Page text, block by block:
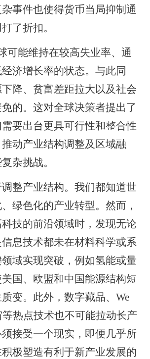
事件也使得货币当局抑制通
了折扣。
可能维持在较高失业率、通
济增长率的状态。与此同
降、贫富差距拉大以及社会
的。这对全球决策者提出了
要出台更具可行性和整合性
动产业结构调整及区域融
杂挑战。
整产业结构。我们都知道世
绿色化的产业转型。然而，
技的前沿领域时，发现无论
息技术都未在材料科学或系
域实现突破，例如氢能或量
国、欧盟和中国能源结构短
变。此外，数字藏品、We
热点技术也不可能拉动长产
接受一个现实，即便几乎所
极塑造有利于新产业发展的